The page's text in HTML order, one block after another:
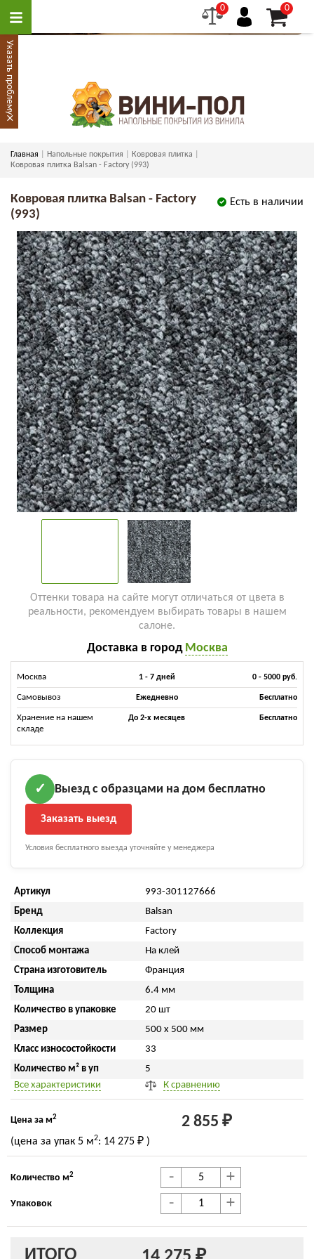
0 0
Главная Напольные покрытия
Ковровая плитка
Ковровая плитка Balsan - Factory (993)
Есть в наличии
Ковровая плитка Balsan - Factory
(993)
Оттенки товара на сайте могут отличаться от цвета в
реальности, рекомендуем выбирать товары в нашем
салоне.
Доставка в город Москва
Москва 1 - 7 дней 0 - 5000 руб.
Самовывоз Ежедневно Бесплатно
Хранение на нашем
складе
До 2-х месяцев Бесплатно
✓ Выезд с образцами на дом бесплатно
Заказать выезд
Условия бесплатного выезда уточняйте у менеджера
Артикул
993-301127666
Бренд
Balsan
Коллекция
Factory
Способ монтажа
На клей
Страна изготовитель
Франция
Толщина
6.4 мм
Количество в упаковке
20 шт
Размер
500 x 500 мм
Класс износостойкости
33
Количество м² в уп
5
Все характеристики
К сравнению
Цена за м2 2 855 ₽
(цена за упак 5 м2: 14 275 ₽ )
Количество м2 - +
Упаковок - +
ИТОГО
Указать проблему
×